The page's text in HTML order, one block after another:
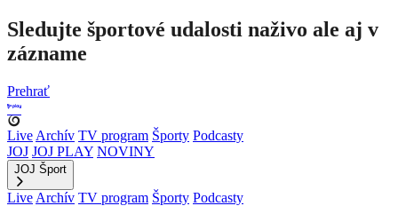
Sledujte športové udalosti naživo ale aj v
zázname
Prehrať
Live Archív TV program Športy Podcasty
JOJ JOJ PLAY NOVINY
JOJ Šport
Live Archív TV program Športy Podcasty